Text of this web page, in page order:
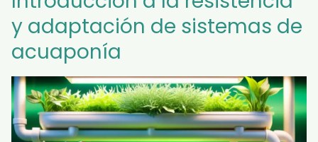
y adaptación de sistemas de
acuaponía